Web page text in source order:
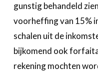
gunstig behandeld
voorheffing van 15%
schalen uit de
bijkomend ook
rekening mochten